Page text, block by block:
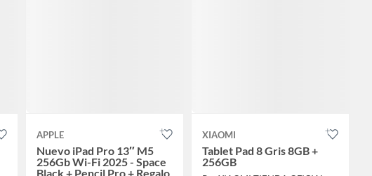
APPLE
Nuevo iPad Pro 13″ M5
256Gb Wi-Fi 2025 - Space
Black + Pencil Pro + Regalo
XIAOMI
Tablet Pad 8 Gris 8GB +
256GB